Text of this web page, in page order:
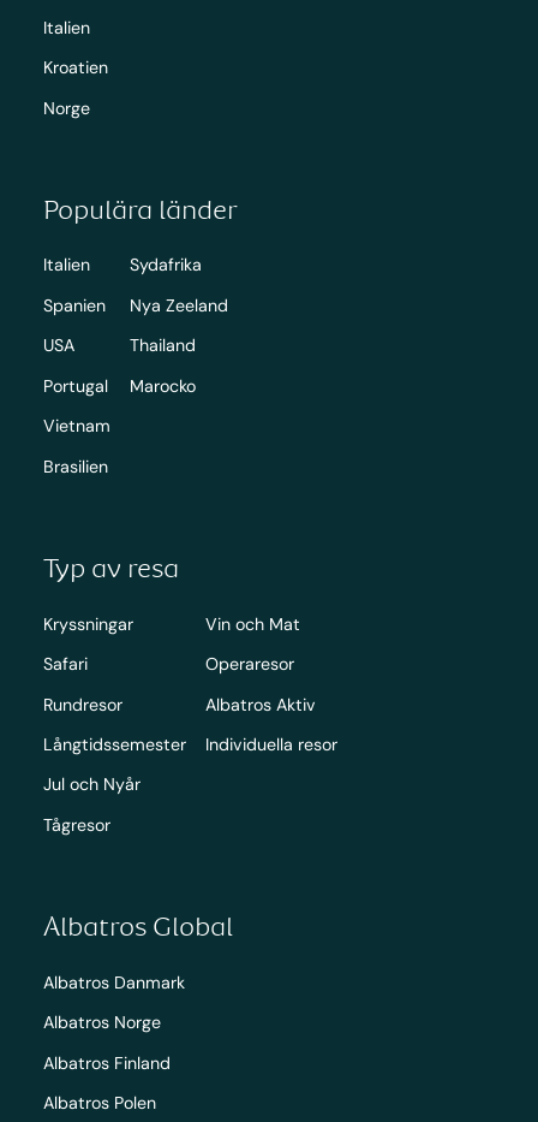
Italien
Kroatien
Norge
Populära länder
Italien
Spanien
USA
Portugal
Vietnam
Brasilien
Sydafrika
Nya Zeeland
Thailand
Marocko
Typ av resa
Kryssningar
Safari
Rundresor
Långtidssemester
Jul och Nyår
Tågresor
Vin och Mat
Operaresor
Albatros Aktiv
Individuella resor
Albatros Global
Albatros Danmark
Albatros Norge
Albatros Finland
Albatros Polen